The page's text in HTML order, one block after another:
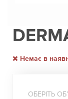
Немає в
ОБЕРІТЬ